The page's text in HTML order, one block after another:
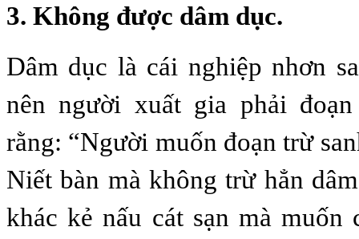
3. Không được dâm dục.
Dâm dục là cái nghiệp nhơn
nên người xuất gia phải
rằng: “Người muốn đoạn trừ
Niết bàn mà không trừ hẳn
khác kẻ nấu cát sạn mà muốn